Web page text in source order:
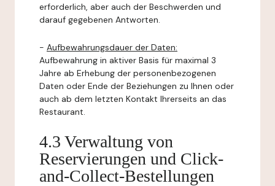
erforderlich, aber auch der Beschwerden und
darauf gegebenen Antworten.
- Aufbewahrungsdauer der Daten:
Aufbewahrung in aktiver Basis für maximal 3
Jahre ab Erhebung der personenbezogenen
Daten oder Ende der Beziehungen zu Ihnen oder
auch ab dem letzten Kontakt Ihrerseits an das
Restaurant.
4.3 Verwaltung von
Reservierungen und Click-
and-Collect-Bestellungen